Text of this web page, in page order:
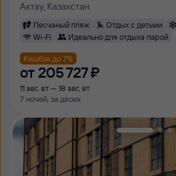
Актау, Казахстан
Песчаный пляж Отдых с детьми
Wi-Fi
Идеально для отдыха парой
Кешбэк до 7%
от 205 ⁠727 ⁠₽
11 авг, вт — 18 авг, вт
7 ночей, за двоих